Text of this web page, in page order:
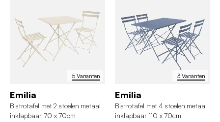
5 Varianten
Emilia
Bistrotafel met 2 stoelen metaal
inklapbaar 70 x 70cm
3 Varianten
Emilia
Bistrotafel met 4 stoelen metaal
inklapbaar 110 x 70cm